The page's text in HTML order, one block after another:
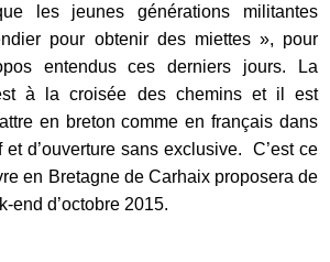
les jeunes générations militantes
pour obtenir des miettes », pour
entendus ces derniers jours. La
à la croisée des chemins et il est
en breton comme en français dans
et d’ouverture sans exclusive. C’est ce
en Bretagne de Carhaix proposera de
end d’octobre 2015.